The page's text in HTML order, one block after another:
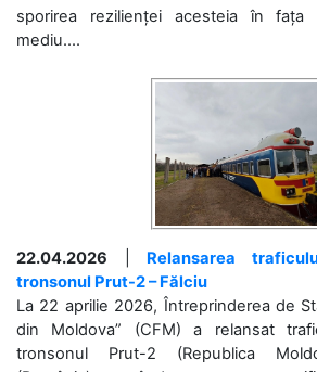
sporirea rezilienței acesteia în fața
mediu....
22.04.2026
Relansarea
tronsonul Prut-2 – Fălciu
La 22 aprilie 2026, Întreprinderea de
din Moldova” (CFM) a relansat
tronsonul Prut-2 (Republica